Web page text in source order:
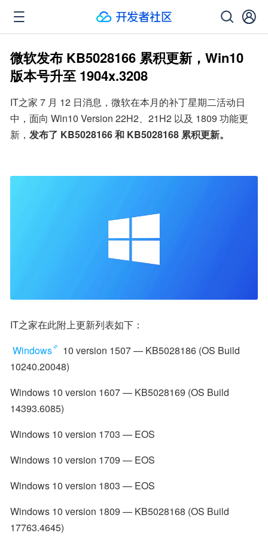
微软发布 KB5028166 累积更新，Win10
版本号升至 1904x.3208
IT之家 7 月 12 日消息，微软在本月的补丁星期二活动日
中，面向 Win10 Version 22H2、21H2 以及 1809 功能更
新， 发布了 KB5028166 和 KB5028168 累积更新。
IT之家在此附上更新列表如下：
Windows
10 version 1507 — KB5028186 (OS Build
10240.20048)
Windows 10 version 1607 — KB5028169 (OS Build
14393.6085)
Windows 10 version 1703 — EOS
Windows 10 version 1709 — EOS
Windows 10 version 1803 — EOS
Windows 10 version 1809 — KB5028168 (OS Build
17763.4645)